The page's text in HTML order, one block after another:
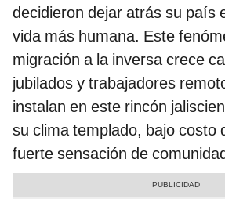
decidieron dejar atrás su país
vida más humana. Este
migración a la inversa crece
jubilados y trabajadores
instalan en este rincón
su clima templado, bajo costo
fuerte sensación de